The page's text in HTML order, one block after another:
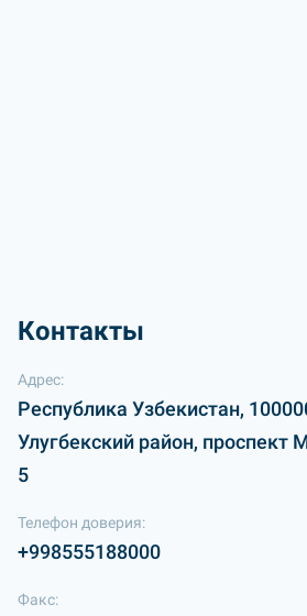
Контакты
Адрес:
Республика Узбекистан,
Улугбекский район, проспект
5
Телефон доверия:
+998555188000
Факс: